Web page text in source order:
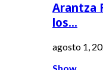
Arantza
los…
agosto 1,